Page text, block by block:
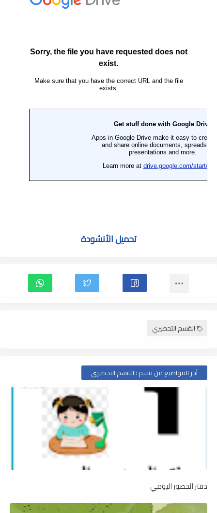
تحميل الأنشودة
القسم التحضيري
أخر المواضيع من قسم : القسم التحضيري
دفتر الحضور اليومي